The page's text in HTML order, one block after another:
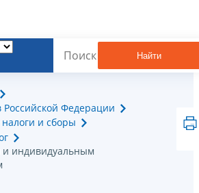
Найти
Российской Федерации
и сборы
индивидуальным